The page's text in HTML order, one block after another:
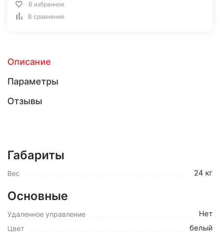
В избранное
В сравнение
Описание
Параметры
Отзывы
Габариты
Вес 24 кг
Основные
Удаленное управление Нет
Цвет белый